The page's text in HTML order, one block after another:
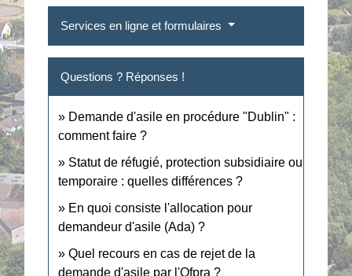
Services en ligne et formulaires
Questions ? Réponses !
Demande d'asile en procédure "Dublin" :
comment faire ?
Statut de réfugié, protection subsidiaire ou
temporaire : quelles différences ?
En quoi consiste l'allocation pour
demandeur d'asile (Ada) ?
Quel recours en cas de rejet de la
demande d'asile par l'Ofpra ?